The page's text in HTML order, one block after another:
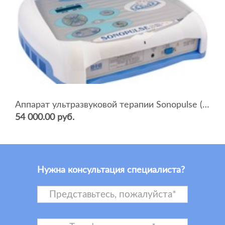
Аппарат ультразвуковой терапии Sonopulse (мультичастотный 1 и 3 Мгц)
54 000.00 руб.
Нужна консультация специалиста?